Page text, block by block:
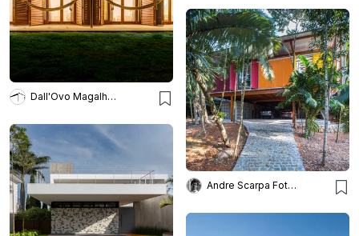
Dall'Ovo Magalhães
Andre Scarpa Fotografia